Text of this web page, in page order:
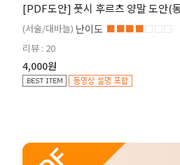
[PDF도안] 풋시 후르츠 양말 도안(
(서술/대바늘) 난이도 ■■■■□□□
리뷰 : 20
4,000원